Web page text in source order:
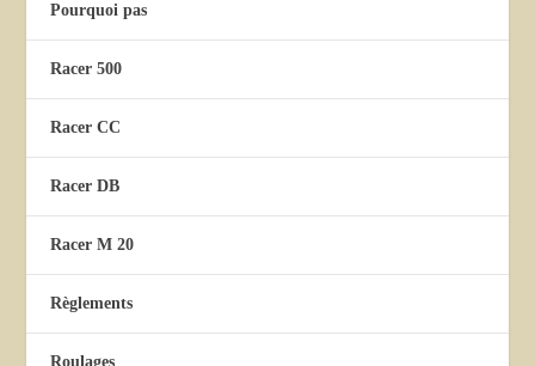
Pourquoi pas
Racer 500
Racer CC
Racer DB
Racer M 20
Règlements
Roulages